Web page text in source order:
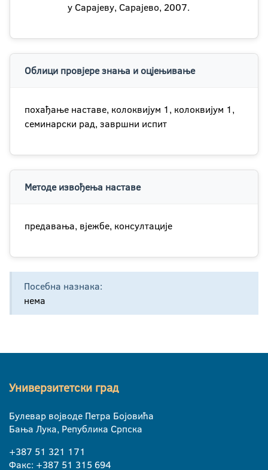
у Сарајеву, Сарајево, 2007.
Облици провјере знања и оцјењивање
похађање наставе, колоквијум 1, колоквијум 1,
семинарски рад, завршни испит
Методе извођења наставе
предавања, вјежбе, консултације
Посебна назнака:
нема
Универзитетски град
Булевар војводе Петра Бојовића
Бања Лука, Република Српска
+387 51 321 171
Факс: +387 51 315 694